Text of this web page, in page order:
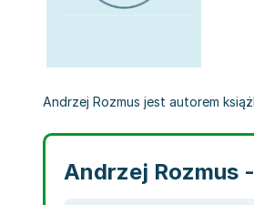
Andrzej Rozmus jest autorem
Andrzej Rozmus -